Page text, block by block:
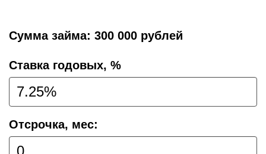
Сумма займа: 300 000 рублей
Cтавка годовых, %
Отсрочка, мес: